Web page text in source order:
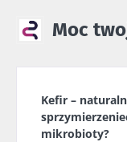
Moc
Kefir –
mikrobioty?